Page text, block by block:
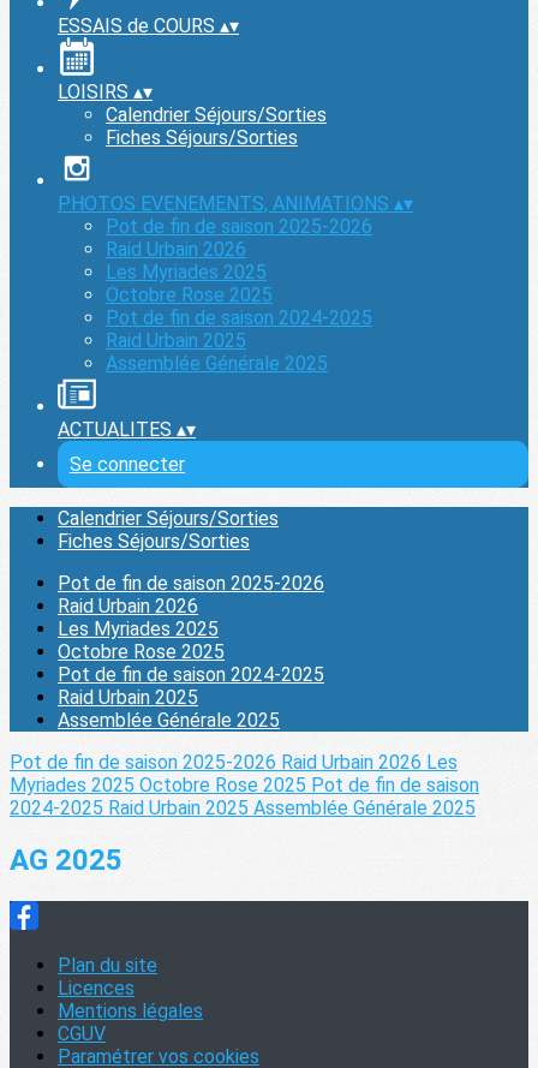
ESSAIS de COURS ▴▾
LOISIRS ▴▾
Calendrier Séjours/Sorties
Fiches Séjours/Sorties
PHOTOS EVENEMENTS, ANIMATIONS ▴▾
Pot de fin de saison 2025-2026
Raid Urbain 2026
Les Myriades 2025
Octobre Rose 2025
Pot de fin de saison 2024-2025
Raid Urbain 2025
Assemblée Générale 2025
ACTUALITES ▴▾
Se connecter
Calendrier Séjours/Sorties
Fiches Séjours/Sorties
Pot de fin de saison 2025-2026
Raid Urbain 2026
Les Myriades 2025
Octobre Rose 2025
Pot de fin de saison 2024-2025
Raid Urbain 2025
Assemblée Générale 2025
Pot de fin de saison 2025-2026 Raid Urbain 2026 Les
Myriades 2025 Octobre Rose 2025 Pot de fin de saison
2024-2025 Raid Urbain 2025 Assemblée Générale 2025
AG 2025
Plan du site
Licences
Mentions légales
CGUV
Paramétrer vos cookies